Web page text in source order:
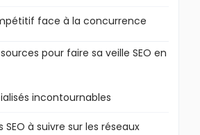
face à la concurrence
pour faire sa veille SEO en
incontournables
SEO à suivre sur les réseaux